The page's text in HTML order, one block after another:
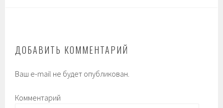
ДОБАВИТЬ КОММЕНТАРИЙ
Ваш e-mail не будет опубликован.
Комментарий